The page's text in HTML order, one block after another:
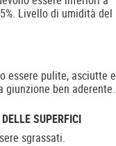
Livello di umidità del
essere pulite, asciutte e
giunzione ben aderente.
SUPERFICI
sgrassati.